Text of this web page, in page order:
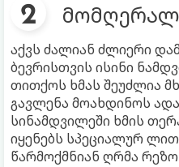
აქვს ძალიან ძლიერი
ბევრისთვის ისინი
თითქოს ხმას შეუძლია
გავლენა მოახდინოს
სინამდვილეში ხმის
იყენებს სპეციალურ
წარმოქმნიან ღრმა